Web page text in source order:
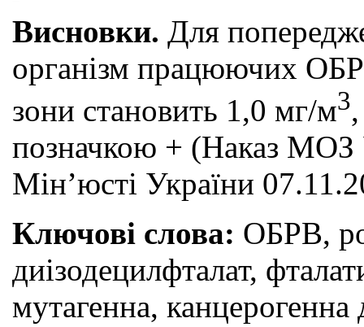
Висновки. Для
організм працюючих
зони становить 1,0 мг/м3
позначкою + (Наказ МОЗ
Мін’юсті України
Ключові слова: ОБРВ,
диізодецилфталат,
мутагенна, канцерогенна